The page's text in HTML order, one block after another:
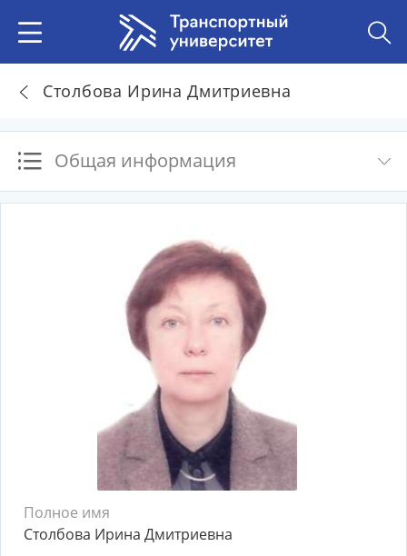
Столбова Ирина Дмитриевна
Общая информация
Полное имя
Столбова Ирина Дмитриевна